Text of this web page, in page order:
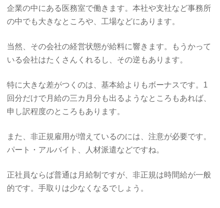
企業の中にある医務室で働きます。本社や支社など事務所
の中でも大きなところや、工場などにあります。
当然、その会社の経営状態が給料に響きます。もうかって
いる会社はたくさんくれるし、その逆もあります。
特に大きな差がつくのは、基本給よりもボーナスです。1
回分だけで月給の三カ月分も出るようなところもあれば、
申し訳程度のところもあります。
また、非正規雇用が増えているのには、注意が必要です。
パート・アルバイト、人材派遣などですね。
正社員ならば普通は月給制ですが、非正規は時間給が一般
的です。手取りは少なくなるでしょう。